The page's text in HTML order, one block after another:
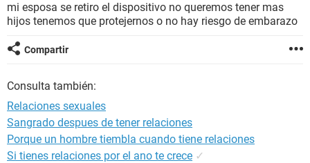
BIENESTAR
SEXUALIDAD
GLOSARIO
mi esposa se retiro el dispositivo no queremos tener mas
hijos tenemos que protejernos o no hay riesgo de embarazo
Compartir
Consulta también:
Relaciones sexuales
Sangrado despues de tener relaciones
Porque un hombre tiembla cuando tiene relaciones
Si tienes relaciones por el ano te crece ✓